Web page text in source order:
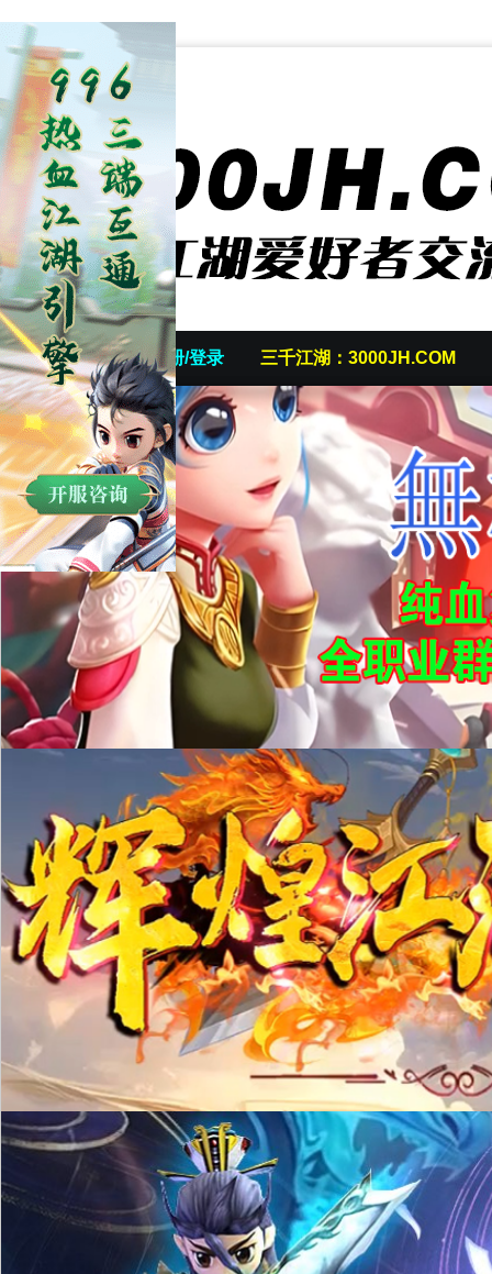
首页 发帖/注册/登录 三千江湖：3000JH.COM